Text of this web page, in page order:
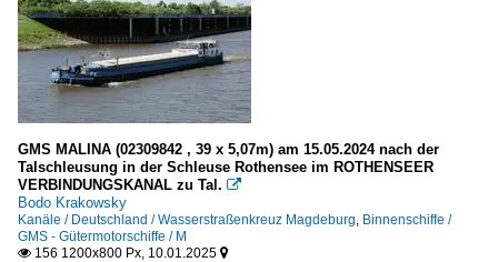
GMS MALINA (02309842 , 39 x 5,07m) am 15.05.2024 nach der
Talschleusung in der Schleuse Rothensee im ROTHENSEER
VERBINDUNGSKANAL zu Tal. 
Bodo Krakowsky
Kanäle / Deutschland / Wasserstraßenkreuz Magdeburg Binnenschiffe /
GMS - Gütermotorschiffe / M
 156 1200x800 Px, 10.01.2025 